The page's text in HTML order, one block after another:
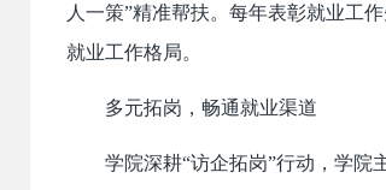
人一策”精准帮扶。每年表彰就业工
就业工作格局。
多元拓岗，畅通就业渠道
学院深耕“访企拓岗”行动，学院